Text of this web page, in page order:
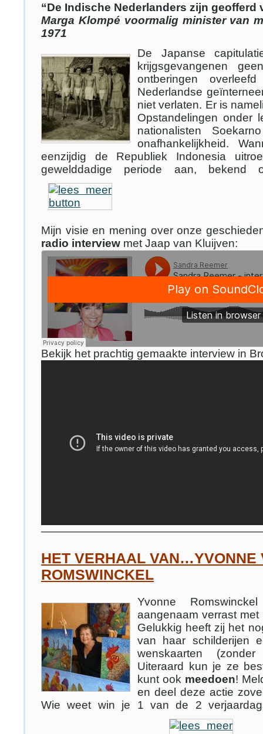
“De Indische Nederlanders zijn geofferd
Marga Klompé voormalig minister van
1971
De Japanse
krijgsgevangenen
ontberingen
Nederlandse
niet verlaten. Er is
Opstandelingen onder
nationalisten
onafhankelijkheid.
eenzijdig de Republiek Indonesia
gewelddadige periode aan, bekend
Mijn visie en mening over onze
radio interview met Jaap van Kluijven:
Bekijk het prachtig gemaakte interview in
HET VERHAAL VAN…YVONNE
ROMSWINCKEL
Yvonne
aangenaam verrast
Gelukkig heeft zij het
van haar schilderijen
wenskaarten
Uiteraard kun je ze
kunt ook meedoen!
en deel deze actie
Wie weet win je 1 van de 2